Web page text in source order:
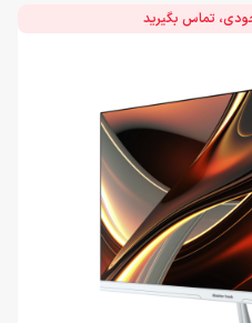
تماس بگیرید